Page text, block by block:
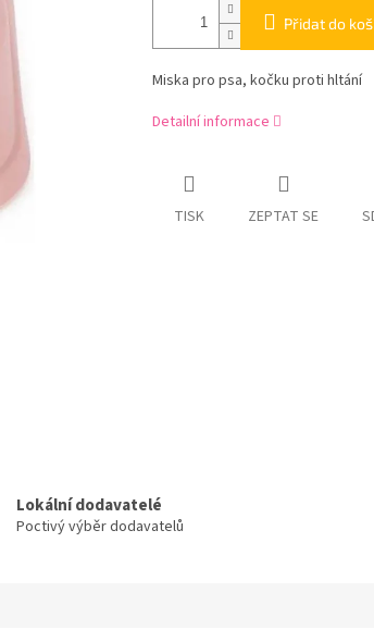
Přidat do
Miska pro psa, kočku proti hltání
Detailní informace
TISK ZEPTAT SE
Lokální dodavatelé
Poctivý výběr dodavatelů